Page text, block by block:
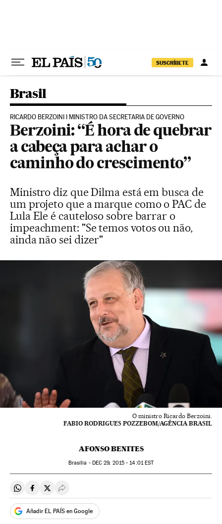
SUSCRÍBETE
Brasil
RICARDO BERZOINI I MINISTRO DA SECRETARIA DE GOVERNO
Berzoini: “É hora de quebrar
a cabeça para achar o
caminho do crescimento”
Ministro diz que Dilma está em busca de
um projeto que a marque como o PAC de
Lula Ele é cauteloso sobre barrar o
impeachment: "Se temos votos ou não,
ainda não sei dizer"
O ministro Ricardo Berzoini.
FABIO RODRIGUES POZZEBOM/AGÊNCIA BRASIL
AFONSO BENITES
Brasília - DEC 29, 2015 - 14:01EST
Compartir en Whatsapp
Compartir en Facebook
Compartir en Twitter
Desplegar Redes Sociales
Añadir EL PAÍS en Google